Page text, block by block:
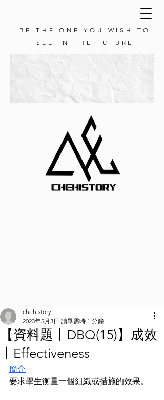
BE THE ONE YOU WISH TO
SEE IN THE FUTURE
【資料題丨DBQ(15)】成效
丨Effectiveness
chehistory
2023年5月3日 讀畢需時 1 分鐘
簡介
要求學生衡量一個組織或措施的效果。